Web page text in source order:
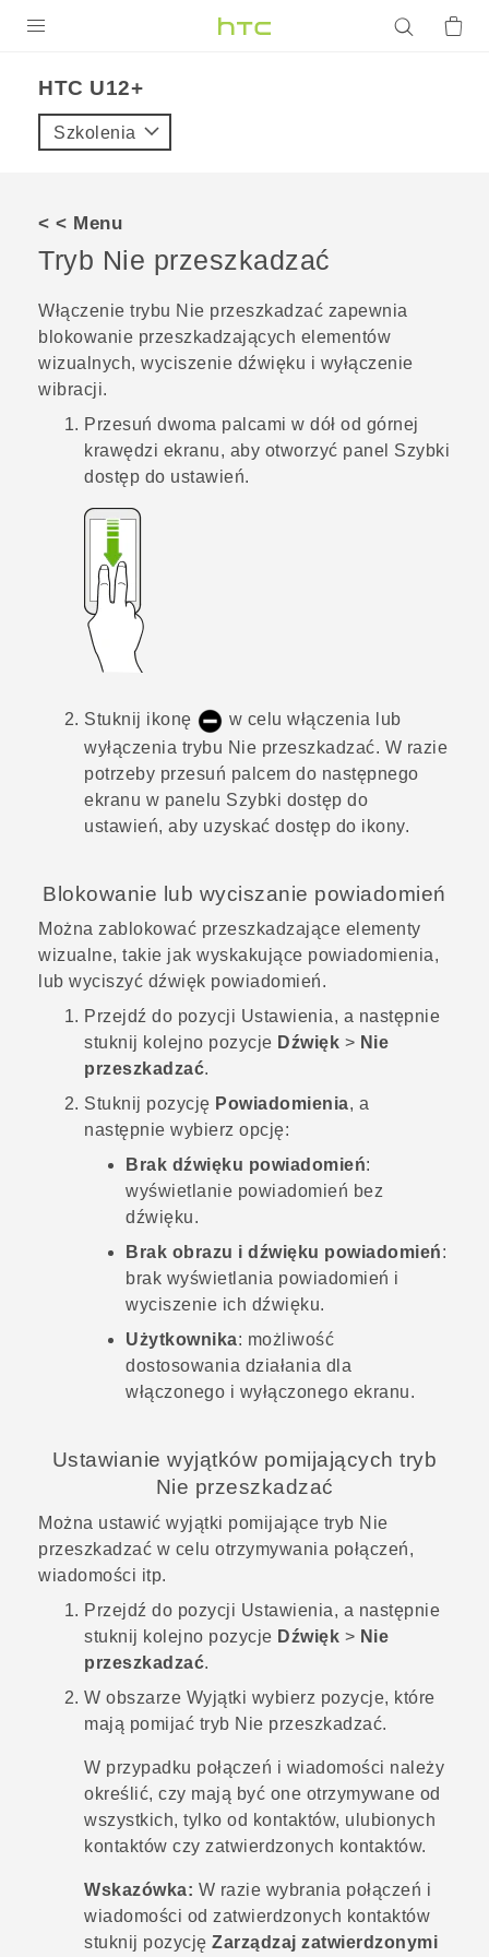
VIVE
POMOC TECHNICZNA
Urządzenia i akcesoria HTC
Zaloguj się
HTC U12+‎
Szkolenia
< < Menu
Tryb Nie przeszkadzać
Włączenie trybu Nie przeszkadzać zapewnia
blokowanie przeszkadzających elementów
wizualnych, wyciszenie dźwięku i wyłączenie
wibracji.
Przesuń dwoma palcami w dół od górnej
krawędzi ekranu, aby otworzyć panel Szybki
dostęp do ustawień.
Stuknij ikonę
w celu włączenia lub
wyłączenia trybu Nie przeszkadzać. W razie
potrzeby przesuń palcem do następnego
ekranu w panelu Szybki dostęp do
ustawień, aby uzyskać dostęp do ikony.
Blokowanie lub wyciszanie powiadomień
Można zablokować przeszkadzające elementy
wizualne, takie jak wyskakujące powiadomienia,
lub wyciszyć dźwięk powiadomień.
Przejdź do pozycji Ustawienia, a następnie
stuknij kolejno pozycje Dźwięk > Nie
przeszkadzać.
Stuknij pozycję Powiadomienia, a
następnie wybierz opcję:
Brak dźwięku powiadomień:
wyświetlanie powiadomień bez
dźwięku.
Brak obrazu i dźwięku powiadomień:
brak wyświetlania powiadomień i
wyciszenie ich dźwięku.
Użytkownika: możliwość
dostosowania działania dla
włączonego i wyłączonego ekranu.
Ustawianie wyjątków pomijających tryb
Nie przeszkadzać
Można ustawić wyjątki pomijające tryb Nie
przeszkadzać w celu otrzymywania połączeń,
wiadomości itp.
Przejdź do pozycji Ustawienia, a następnie
stuknij kolejno pozycje Dźwięk > Nie
przeszkadzać.
W obszarze Wyjątki wybierz pozycje, które
mają pomijać tryb Nie przeszkadzać.
W przypadku połączeń i wiadomości należy
określić, czy mają być one otrzymywane od
wszystkich, tylko od kontaktów, ulubionych
kontaktów czy zatwierdzonych kontaktów.
Wskazówka: W razie wybrania połączeń i
wiadomości od zatwierdzonych kontaktów
stuknij pozycję Zarządzaj zatwierdzonymi